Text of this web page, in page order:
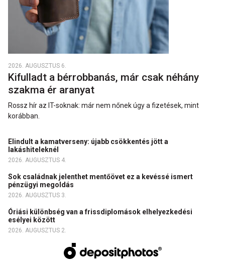
2026. AUGUSZTUS 6.
Kifulladt a bérrobbanás, már csak néhány
szakma ér aranyat
Rossz hír az IT-soknak: már nem nőnek úgy a fizetések, mint
korábban.
Elindult a kamatverseny: újabb csökkentés jött a
lakáshiteleknél
2026. AUGUSZTUS 4.
Sok családnak jelenthet mentőövet ez a kevéssé ismert
pénzügyi megoldás
2026. AUGUSZTUS 3.
Óriási különbség van a frissdiplomások elhelyezkedési
esélyei között
2026. AUGUSZTUS 2.